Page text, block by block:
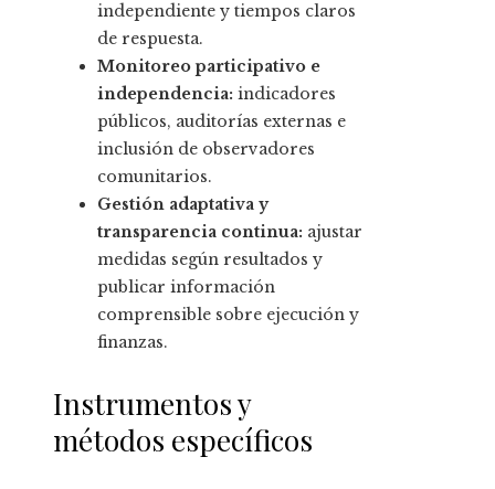
independiente y tiempos claros
de respuesta.
Monitoreo participativo e
independencia: indicadores
públicos, auditorías externas e
inclusión de observadores
comunitarios.
Gestión adaptativa y
transparencia continua: ajustar
medidas según resultados y
publicar información
comprensible sobre ejecución y
finanzas.
Instrumentos y
métodos específicos